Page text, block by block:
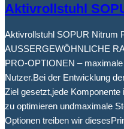
Aktivrollstuhl
Aktivrollstuhl SOPUR Nitrum
AUSSERGEWÖHNLICHE
PRO-OPTIONEN –
Nutzer.Bei der Entwicklung
Ziel gesetzt,jede
zu optimieren undmaximale
Optionen treiben wir